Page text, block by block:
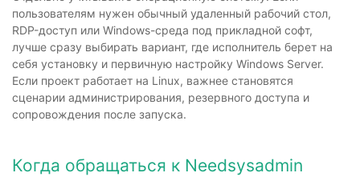
пользователям нужен обычный удаленный рабочий стол,
RDP-доступ или Windows-среда под прикладной софт,
лучше сразу выбирать вариант, где исполнитель берет на
себя установку и первичную настройку Windows Server.
Если проект работает на Linux, важнее становятся
сценарии администрирования, резервного доступа и
сопровождения после запуска.
Когда обращаться к Needsysadmin